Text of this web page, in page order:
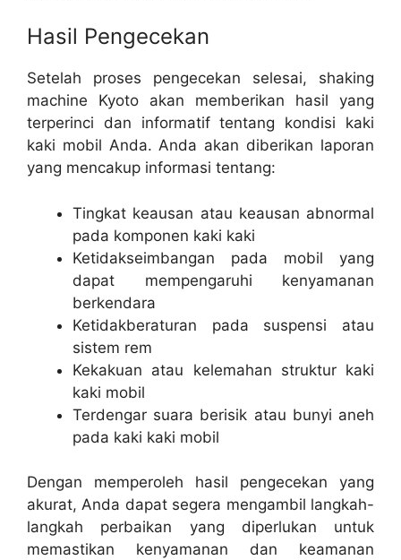
Hasil Pengecekan
Setelah proses pengecekan selesai, shaking
machine Kyoto akan memberikan hasil yang
terperinci dan informatif tentang kondisi kaki
kaki mobil Anda. Anda akan diberikan laporan
yang mencakup informasi tentang:
Tingkat keausan atau keausan abnormal
pada komponen kaki kaki
Ketidakseimbangan pada mobil yang
dapat mempengaruhi kenyamanan
berkendara
Ketidakberaturan pada suspensi atau
sistem rem
Kekakuan atau kelemahan struktur kaki
kaki mobil
Terdengar suara berisik atau bunyi aneh
pada kaki kaki mobil
Dengan memperoleh hasil pengecekan yang
akurat, Anda dapat segera mengambil langkah-
langkah perbaikan yang diperlukan untuk
memastikan kenyamanan dan keamanan